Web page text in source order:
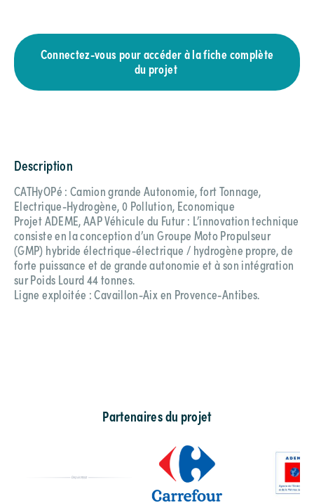
Connectez-vous pour accéder à la fiche complète
du projet
Description
CATHyOPé : Camion grande Autonomie, fort Tonnage,
Electrique-Hydrogène, 0 Pollution, Economique
Projet ADEME, AAP Véhicule du Futur : L’innovation technique
consiste en la conception d’un Groupe Moto Propulseur
(GMP) hybride électrique-électrique / hydrogène propre, de
forte puissance et de grande autonomie et à son intégration
sur Poids Lourd 44 tonnes.
Ligne exploitée : Cavaillon-Aix en Provence-Antibes.
Partenaires du projet